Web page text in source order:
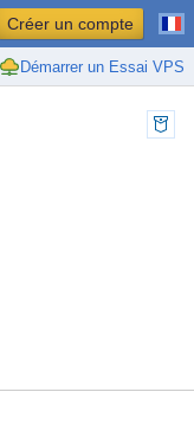
Démarrer un Essai VPS
Créer un compte